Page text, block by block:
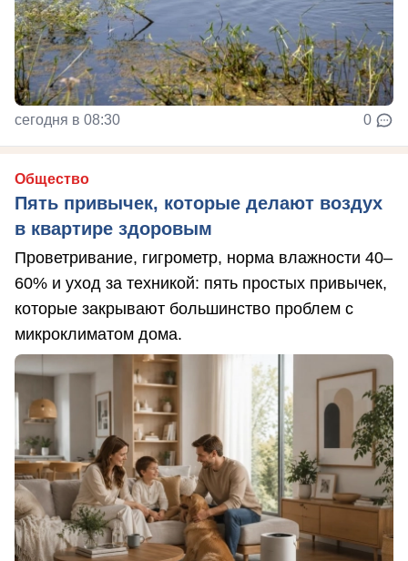
сегодня в 08:30 0
Общество
Пять привычек, которые делают воздух
в квартире здоровым
Проветривание, гигрометр, норма влажности 40–
60% и уход за техникой: пять простых привычек,
которые закрывают большинство проблем с
микроклиматом дома.